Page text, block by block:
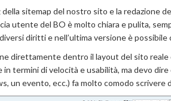
sitemap del nostro sito e la redazione
utente del BO è molto chiara e pulita,
diritti e nell’ultima versione è possibile
direttamente dentro il layout del sito
termini di velocità e usabilità, ma devo
un evento, ecc.) fa molto comodo